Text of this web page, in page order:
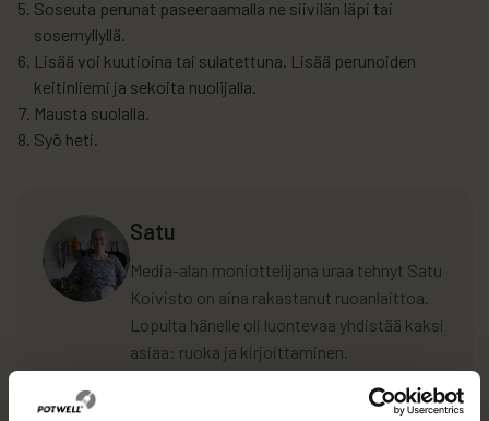
Soseuta perunat paseeraamalla ne siivilän läpi tai
sosemyllyllä.
Lisää voi kuutioina tai sulatettuna. Lisää perunoiden
keitinliemi ja sekoita nuolijalla.
Mausta suolalla.
Syö heti.
Satu
Media-alan moniottelijana uraa tehnyt Satu
Koivisto on aina rakastanut ruoanlaittoa.
Lopulta hänelle oli luontevaa yhdistää kaksi
asiaa: ruoka ja kirjoittaminen.
myös kokkiopiskelijan satukoivisto.fi-